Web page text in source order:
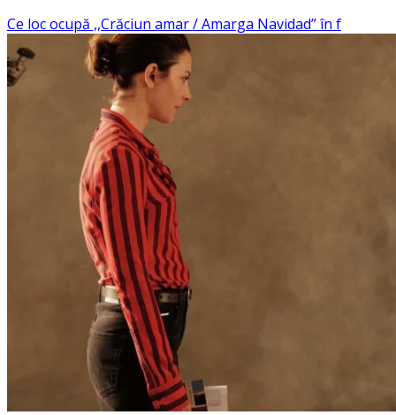
Ce loc ocupă ,,Crăciun amar / Amarga Navidad” în f